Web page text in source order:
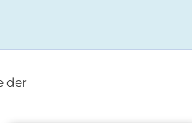
der